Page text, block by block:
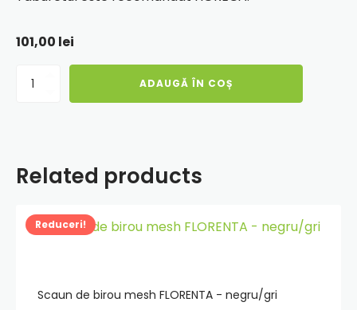
101,00 lei
Cantitate
-
bej
ADAUGĂ ÎN COȘ
Related products
Reduceri!
Scaun de birou mesh FLORENTA - negru/gri
Adauga